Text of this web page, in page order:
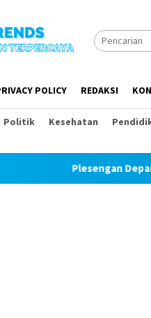
POLICY REDAKSI
Politik Kesehatan
Depan Rumah